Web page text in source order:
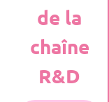
de la
chaîne
R&D